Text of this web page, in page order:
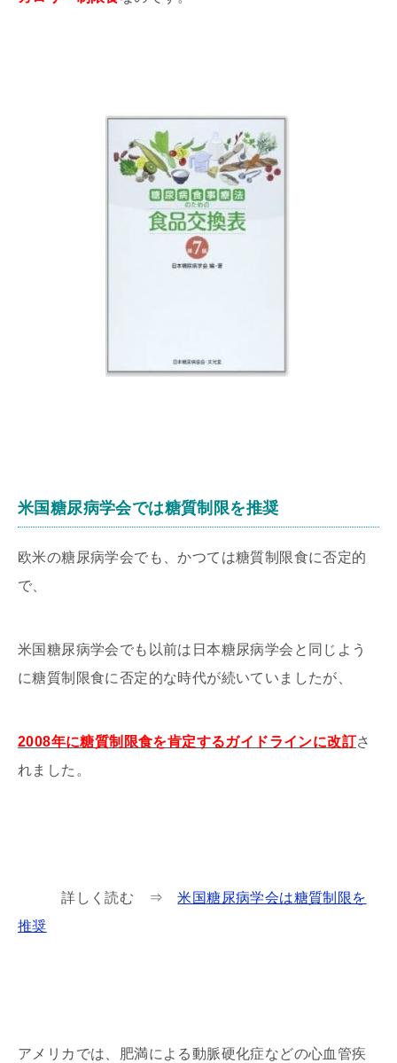
米国糖尿病学会では糖質制限を推奨
欧米の糖尿病学会でも、かつては糖質制限食に否定的
で、
米国糖尿病学会でも以前は日本糖尿病学会と同じよう
に糖質制限食に否定的な時代が続いていましたが、
2008年に糖質制限食を肯定するガイドラインに改訂さ
れました。
詳しく読む ⇒米国糖尿病学会は糖質制限を
推奨
アメリカでは、肥満による動脈硬化症などの心血管疾